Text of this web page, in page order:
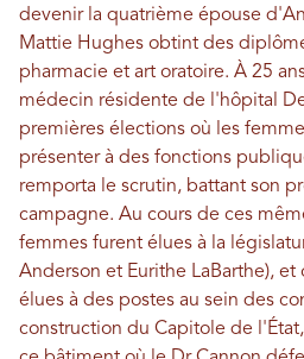
devenir la quatrième épouse
Mattie Hughes obtint des
pharmacie et art oratoire. À 25
médecin résidente de l'hôpital
premières élections où les
présenter à des fonctions
remporta le scrutin, battant son
campagne. Au cours de ces
femmes furent élues à la
Anderson et Eurithe LaBarthe),
élues à des postes au sein des
construction du Capitole de